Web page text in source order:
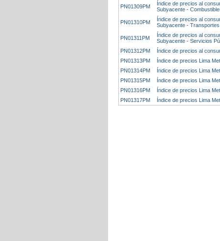
PN01309PM
Índice de precios al
Subyacente -
PN01310PM
Índice de precios al
Subyacente - Transportes
PN01311PM
Índice de precios al
Subyacente - Servicios
PN01312PM
Índice de precios al
PN01313PM
Índice de precios Lima
PN01314PM
Índice de precios Lima
PN01315PM
Índice de precios Lima
PN01316PM
Índice de precios Lima
PN01317PM
Índice de precios Lima